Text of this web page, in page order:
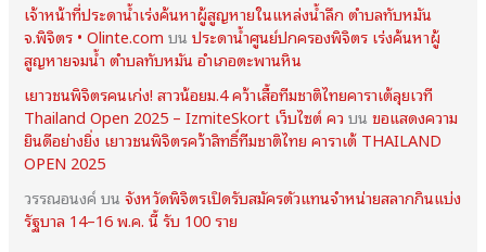
เจ้าหน้าที่ประดาน้ำเร่งค้นหาผู้สูญหายในแหล่งน้ำลึก ตำบลทับหมัน
จ.พิจิตร • Olinte.com บนประดาน้ำศูนย์ปกครองพิจิตร เร่งค้นหาผู้
สูญหายจมน้ำ ตำบลทับหมัน อำเภอตะพานหิน
เยาวชนพิจิตรคนเก่ง! สาวน้อยม.4 คว้าเสื้อทีมชาติไทยคาราเต้ลุยเวที
Thailand Open 2025 – IzmiteSkort เว็บไซต์ คว บนขอแสดงความ
ยินดีอย่างยิ่ง เยาวชนพิจิตรคว้าสิทธิ์ทีมชาติไทย คาราเต้ THAILAND
OPEN 2025
วรรณอนงค์ บนจังหวัดพิจิตรเปิดรับสมัครตัวแทนจำหน่ายสลากกินแบ่ง
รัฐบาล 14–16 พ.ค. นี้ รับ 100 ราย